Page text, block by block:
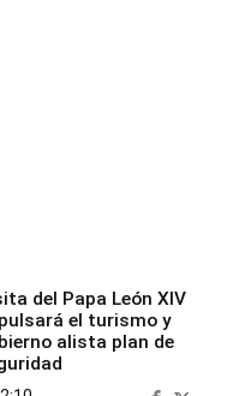
del Papa León XIV
el turismo y
alista plan de